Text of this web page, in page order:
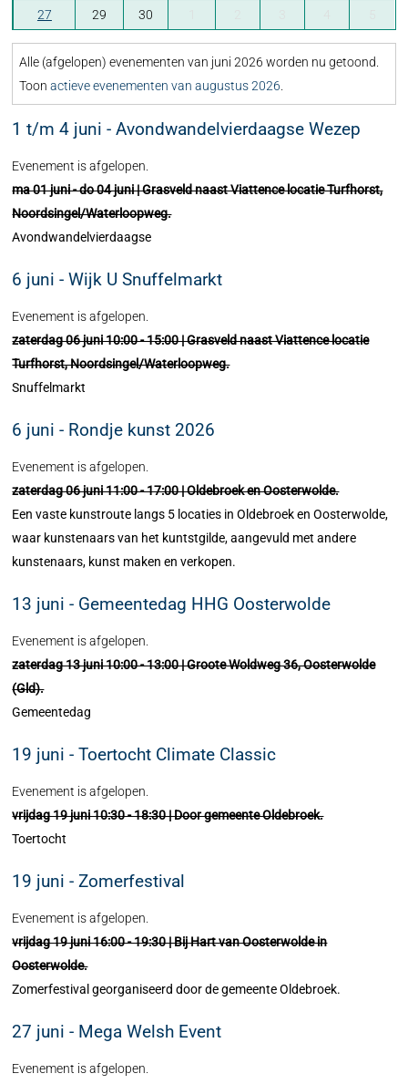
27 29 30
Alle (afgelopen) evenementen van juni 2026 worden nu getoond.
Toonactieve evenementen van augustus 2026
1 t/m 4 juni - Avondwandelvierdaagse Wezep
Evenement is afgelopen.
ma 01 juni - do 04 juni | Grasveld naast Viattence locatie Turfhorst,
Noordsingel/Waterloopweg.
Avondwandelvierdaagse
6 juni - Wijk U Snuffelmarkt
Evenement is afgelopen.
zaterdag 06 juni 10:00 - 15:00 | Grasveld naast Viattence locatie
Turfhorst, Noordsingel/Waterloopweg.
Snuffelmarkt
6 juni - Rondje kunst 2026
Evenement is afgelopen.
zaterdag 06 juni 11:00 - 17:00 | Oldebroek en Oosterwolde.
Een vaste kunstroute langs 5 locaties in Oldebroek en Oosterwolde,
waar kunstenaars van het kuntstgilde, aangevuld met andere
kunstenaars, kunst maken en verkopen.
13 juni - Gemeentedag HHG Oosterwolde
Evenement is afgelopen.
zaterdag 13 juni 10:00 - 13:00 | Groote Woldweg 36, Oosterwolde
(Gld).
Gemeentedag
19 juni - Toertocht Climate Classic
Evenement is afgelopen.
vrijdag 19 juni 10:30 - 18:30 | Door gemeente Oldebroek.
Toertocht
19 juni - Zomerfestival
Evenement is afgelopen.
vrijdag 19 juni 16:00 - 19:30 | Bij Hart van Oosterwolde in
Oosterwolde.
Zomerfestival georganiseerd door de gemeente Oldebroek.
27 juni - Mega Welsh Event
Evenement is afgelopen.